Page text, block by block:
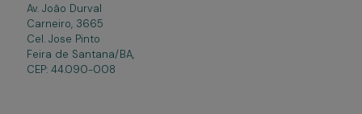
Av. João Durval
Carneiro, 3665
Cel. Jose Pinto
Feira de Santana/BA,
CEP: 44.090-008